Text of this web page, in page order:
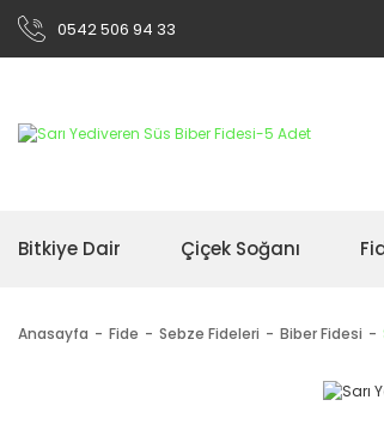
0542 506 94 33
Bitkiye Dair Çiçek Soğanı
Anasayfa Fide Sebze Fideleri Biber Fidesi